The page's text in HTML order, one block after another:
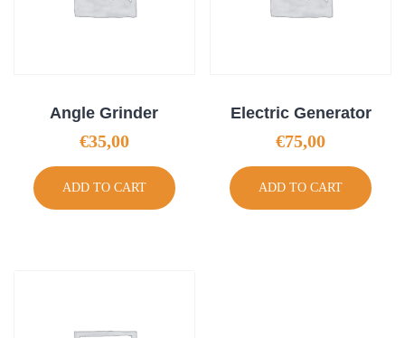
Angle Grinder
€35,00
ADD TO CART
Electric Generator
€75,00
ADD TO CART